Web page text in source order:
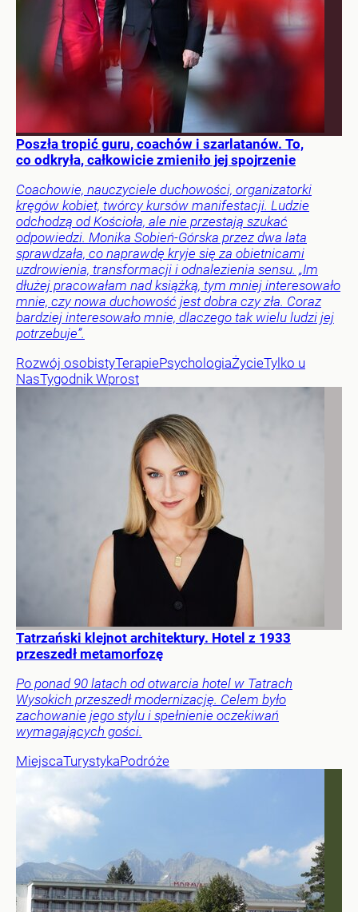
Poszła tropić guru, coachów i szarlatanów. To,
co odkryła, całkowicie zmieniło jej spojrzenie
Coachowie, nauczyciele duchowości, organizatorki
kręgów kobiet, twórcy kursów manifestacji. Ludzie
odchodzą od Kościoła, ale nie przestają szukać
odpowiedzi. Monika Sobień-Górska przez dwa lata
sprawdzała, co naprawdę kryje się za obietnicami
uzdrowienia, transformacji i odnalezienia sensu. „Im
dłużej pracowałam nad książką, tym mniej interesowało
mnie, czy nowa duchowość jest dobra czy zła. Coraz
bardziej interesowało mnie, dlaczego tak wielu ludzi jej
potrzebuje”.
Rozwój osobistyTerapiePsychologiaŻycieTylko u
NasTygodnik Wprost
Tatrzański klejnot architektury. Hotel z 1933
przeszedł metamorfozę
Po ponad 90 latach od otwarcia hotel w Tatrach
Wysokich przeszedł modernizację. Celem było
zachowanie jego stylu i spełnienie oczekiwań
wymagających gości.
MiejscaTurystykaPodróże